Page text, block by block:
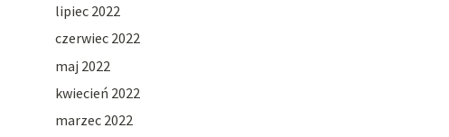
lipiec 2022
czerwiec 2022
maj 2022
kwiecień 2022
marzec 2022